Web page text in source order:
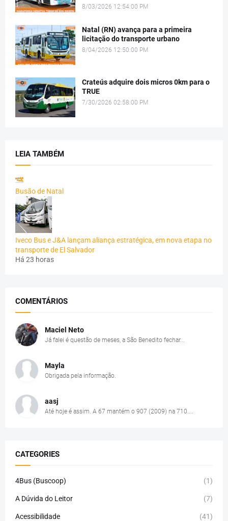
8/03/2026 12:54:00 PM
Natal (RN) avança para a primeira
licitação do transporte urbano
8/04/2026 12:50:00 PM
Crateús adquire dois micros 0km para o
TRUE
7/30/2026 02:58:00 PM
LEIA TAMBÉM
Busão de Natal
Iveco Bus e J&A lançam aliança estratégica, em nova etapa no
transporte de El Salvador
Há 23 horas
COMENTÁRIOS
Maciel Neto
Já falei é questão de meses, a São Benedito fechar...
Mayla
Obrigada pela informação.
aasj
Até hoje é assim. A 67 mantém o 907 (2009) na 710....
CATEGORIES
4Bus (Buscoop) (1)
A Dúvida do Leitor (7)
Acessibilidade (41)